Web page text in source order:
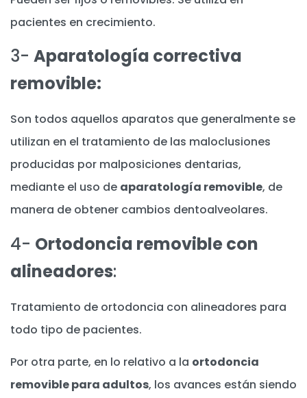
pacientes en crecimiento.
3- Aparatología correctiva
removible:
Son todos aquellos aparatos que generalmente se
utilizan en el tratamiento de las maloclusiones
producidas por malposiciones dentarias,
mediante el uso de aparatología removible, de
manera de obtener cambios dentoalveolares.
4- Ortodoncia removible con
alineadores:
Tratamiento de ortodoncia con alineadores para
todo tipo de pacientes.
Por otra parte, en lo relativo a la ortodoncia
removible para adultos, los avances están siendo